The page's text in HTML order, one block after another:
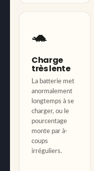
🐢
Charge
très lente
La batterie met
anormalement
longtemps à se
charger, ou le
pourcentage
monte par à-
coups
irréguliers.